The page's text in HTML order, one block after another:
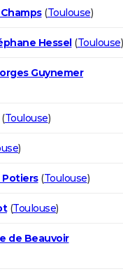
(Toulouse)
Hessel(Toulouse)
Guynemer
Toulouse)
)
Potiers(Toulouse)
(Toulouse)
de Beauvoir